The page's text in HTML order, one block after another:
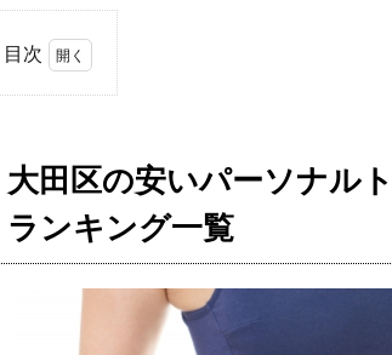
目次
の
安
い
パ
大田区の安いパーソナル
ランキング一覧